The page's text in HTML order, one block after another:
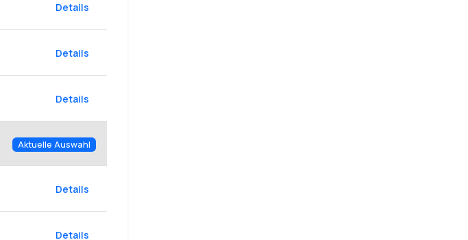
Details
Details
Details
Aktuelle Auswahl
Details
Details